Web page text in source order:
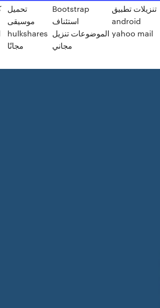
تحميل
موسيقى
hulkshares
مجانًا
Bootstrap
استئناف
الموضوعات تنزيل
مجاني
تنزيلات تطبيق
android
yahoo mail